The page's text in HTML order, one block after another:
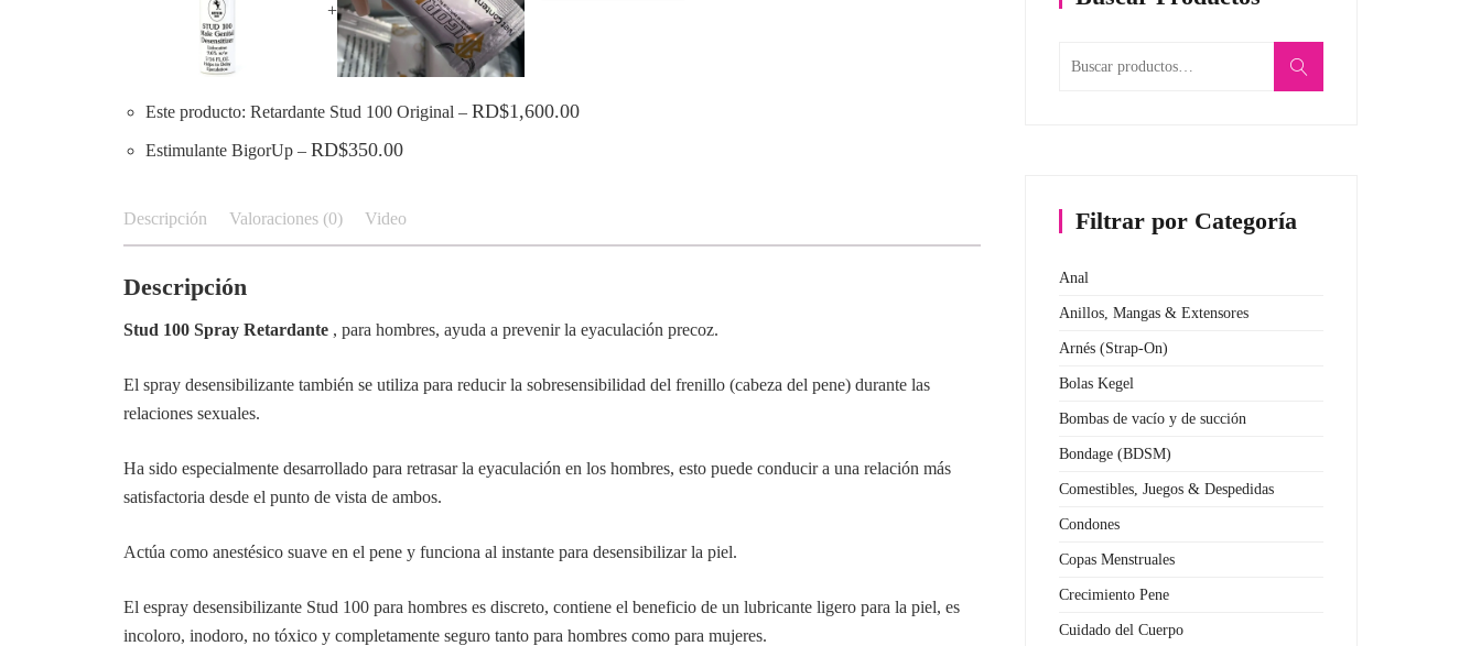
+
Este producto: Retardante Stud 100 Original – RD$1,600.00
Estimulante BigorUp – RD$350.00
Descripción Valoraciones (0) Video
Descripción
Stud 100 Spray Retardante , para hombres, ayuda a prevenir la eyaculación precoz.
El spray desensibilizante también se utiliza para reducir la sobresensibilidad del frenillo (cabeza del pene) durante las
relaciones sexuales.
Ha sido especialmente desarrollado para retrasar la eyaculación en los hombres, esto puede conducir a una relación más
satisfactoria desde el punto de vista de ambos.
Actúa como anestésico suave en el pene y funciona al instante para desensibilizar la piel.
El espray desensibilizante Stud 100 para hombres es discreto, contiene el beneficio de un lubricante ligero para la piel, es
incoloro, inodoro, no tóxico y completamente seguro tanto para hombres como para mujeres.
Filtrar por Categoría
Anal
Anillos, Mangas & Extensores
Arnés (Strap-On)
Bolas Kegel
Bombas de vacío y de succión
Bondage (BDSM)
Comestibles, Juegos & Despedidas
Condones
Copas Menstruales
Crecimiento Pene
Cuidado del Cuerpo